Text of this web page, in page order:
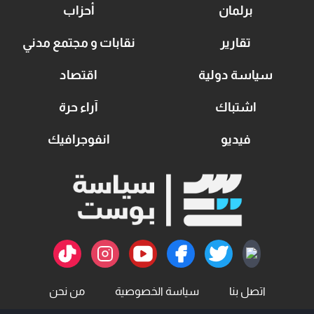
برلمان أحزاب
تقارير نقابات و مجتمع مدني
سياسة دولية اقتصاد
اشتباك آراء حرة
فيديو انفوجرافيك
اتصل بنا سياسة الخصوصية من نحن